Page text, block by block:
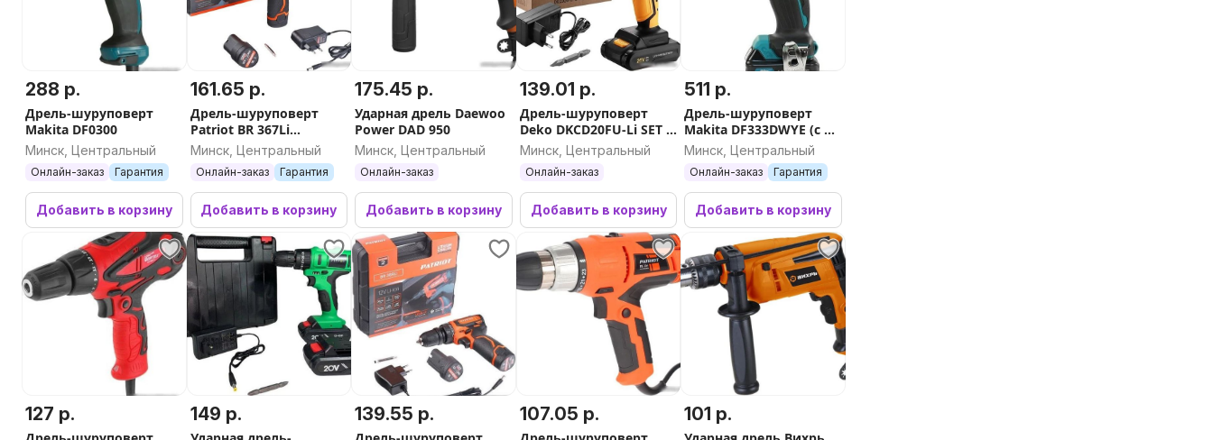
288 р.
Дрель-шуруповерт
Makita DF0300
Минск, Центральный
Онлайн-заказ Гарантия
Добавить в корзину
161.65 р.
Дрель-шуруповерт
Patriot BR 367Li
180201367 (с 2-мя АКБ,
Минск, Центральный
Онлайн-заказ Гарантия
Добавить в корзину
175.45 р.
Ударная дрель Daewoo
Power DAD 950
Минск, Центральный
Онлайн-заказ
Добавить в корзину
139.01 р.
Дрель-шуруповерт
Deko DKCD20FU-Li SET 1
063-4176 (с 1-им АКБ)
Минск, Центральный
Онлайн-заказ
Добавить в корзину
511 р.
Дрель-шуруповерт
Makita DF333DWYE (с 2-
мя АКБ, кейс)
Минск, Центральный
Онлайн-заказ Гарантия
Добавить в корзину
127 р. 149 р. 139.55 р. 107.05 р. 101 р.